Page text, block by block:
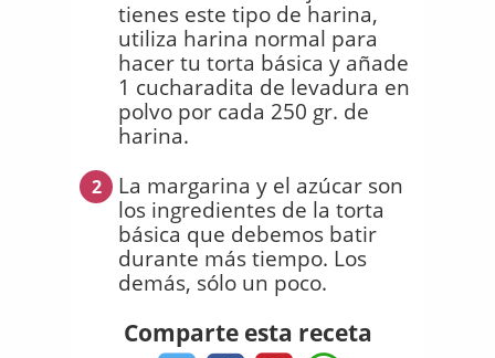
tienes este tipo de harina,
utiliza harina normal para
hacer tu torta básica y añade
1 cucharadita de levadura en
polvo por cada 250 gr. de
harina.
2
La margarina y el azúcar son
los ingredientes de la torta
básica que debemos batir
durante más tiempo. Los
demás, sólo un poco.
Comparte esta receta